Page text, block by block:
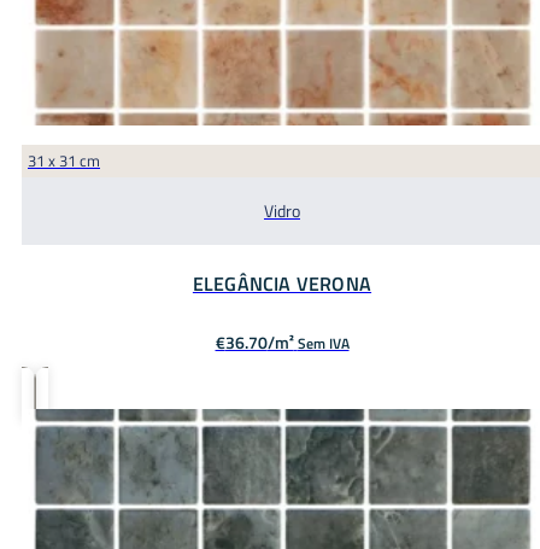
31 x 31 cm
Vidro
ELEGÂNCIA VERONA
€36.70 Sem IVA